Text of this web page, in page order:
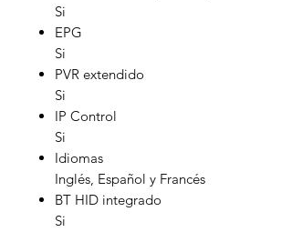
Si
EPG
Si
PVR extendido
Si
IP Control
Si
Idiomas
Inglés, Español y Francés
BT HID integrado
Si